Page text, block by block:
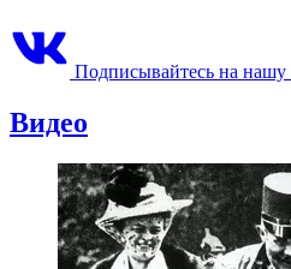
Подписывайтесь на
Видео